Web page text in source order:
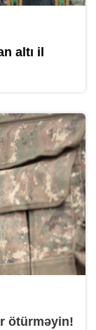
altı il
ötürməyin!